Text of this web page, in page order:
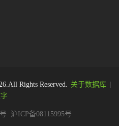
Rights Reserved. 关于数据库
沪ICP备08115995号